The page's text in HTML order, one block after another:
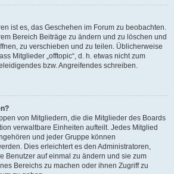
ist es, das Geschehen im Forum zu beobachten.
Bereich Beiträge zu ändern und zu löschen und
zu verschieben und zu teilen. Üblicherweise
Mitglieder „offtopic“, d. h. etwas nicht zum
bzw. Angreifendes schreiben.
von Mitgliedern, die die Mitglieder des Boards
verwaltbare Einheiten aufteilt. Jedes Mitglied
und jeder Gruppe können
Dies erleichtert es den Administratoren,
Benutzer auf einmal zu ändern und sie zum
Bereichs zu machen oder ihnen Zugriff zu